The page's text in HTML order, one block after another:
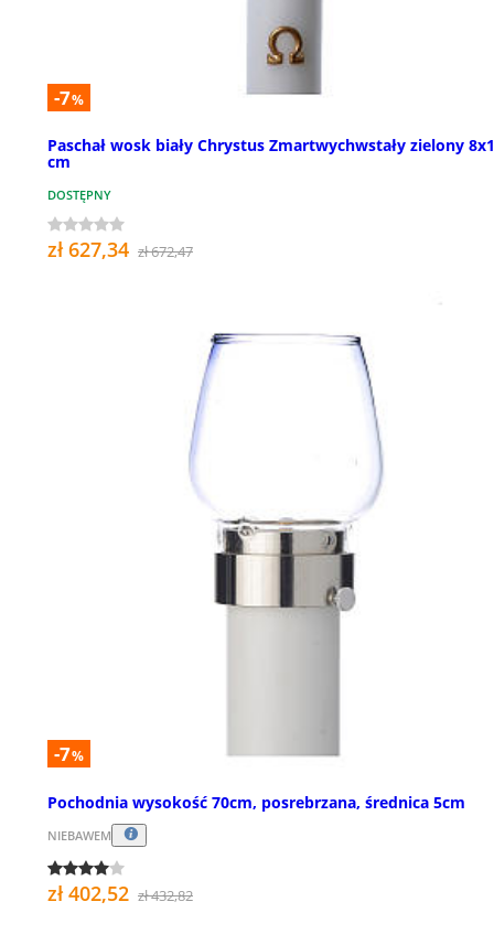
-7%
Paschał wosk biały Chrystus Zmartwychwstały zielony
cm
DOSTĘPNY
zł 627,34 zł 672,47
-7%
Pochodnia wysokość 70cm, posrebrzana, średnica 5cm
NIEBAWEM
zł 402,52 zł 432,82